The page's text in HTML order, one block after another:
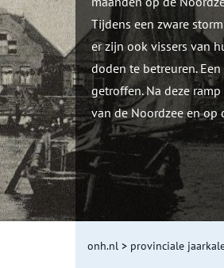
Tijdens een zware
er zijn ook vissers van
doden te betreuren.
getroffen. Na deze
van de Noordzee en op
onh.nl > provinciale